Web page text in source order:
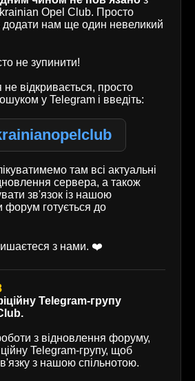
Opel Club. Просто
додати нам ще один невеликий
не зупинити!
відкривається, просто
у Telegram і введіть:
там всі актуальні
сервера, а також
зв'язок із нашою
форум готується до
з нами. ❤️
Telegram-групу
з відновлення форуму,
Telegram-групу, щоб
з нашою спільнотою.